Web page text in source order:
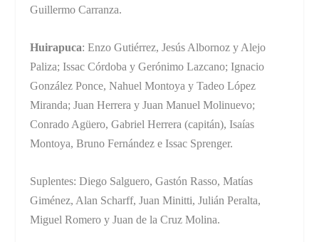
Guillermo Carranza.
Huirapuca: Enzo Gutiérrez, Jesús Albornoz y Alejo
Paliza; Issac Córdoba y Gerónimo Lazcano; Ignacio
González Ponce, Nahuel Montoya y Tadeo López
Miranda; Juan Herrera y Juan Manuel Molinuevo;
Conrado Agüero, Gabriel Herrera (capitán), Isaías
Montoya, Bruno Fernández e Issac Sprenger.
Suplentes: Diego Salguero, Gastón Rasso, Matías
Giménez, Alan Scharff, Juan Minitti, Julián Peralta,
Miguel Romero y Juan de la Cruz Molina.